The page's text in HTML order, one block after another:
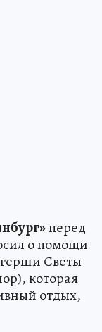
перед
о помощи
Светы
которая
отдых,